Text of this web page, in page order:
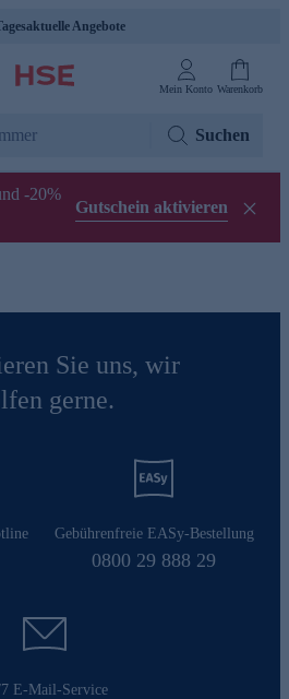
Angebote
Mein Konto Warenkorb
Suchen
-20%
Gutschein aktivieren
Sie uns, wir
gerne.
Gebührenfreie EASy-Bestellung
0800 29 888 29
E-Mail-Service